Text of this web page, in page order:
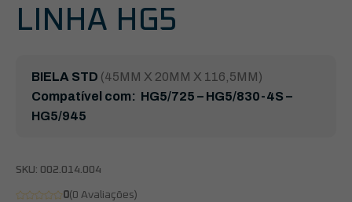
LINHA HG5
BIELA STD (45MM X 20MM X 116,5MM)
Compatível com: HG5/725 – HG5/830-4S –
HG5/945
SKU: 002.014.004
0(0 Avaliações)